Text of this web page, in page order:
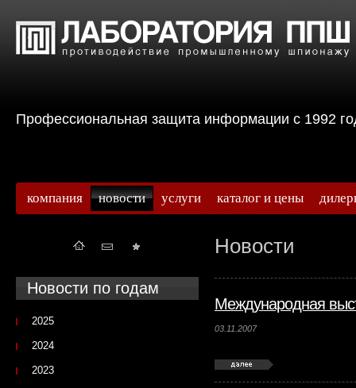
Профессиональная защита информации с
компания новости услуги каталог и цены
Новости
Международная
03.11.2007
Новости по годам
2025
2024
2023